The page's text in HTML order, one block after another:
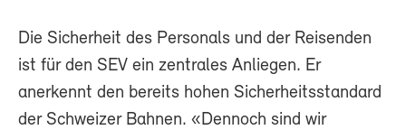
Die Sicherheit des Personals und der Reisenden
ist für den SEV ein zentrales Anliegen. Er
anerkennt den bereits hohen Sicherheitsstandard
der Schweizer Bahnen. «Dennoch sind wir